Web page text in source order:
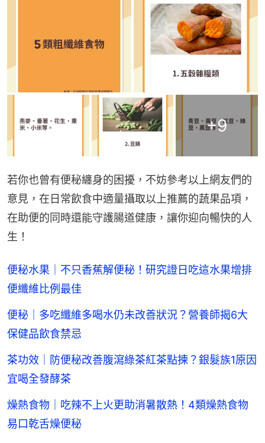
+9
若你也曾有便秘纏身的困擾，不妨參考以上網友們的
意見，在日常飲食中適量攝取以上推薦的蔬果品項，
在助便的同時還能守護腸道健康，讓你迎向暢快的人
生！
便秘水果｜不只香蕉解便秘！研究證日吃這水果增排
便纖維比例最佳
便秘｜多吃纖維多喝水仍未改善狀況？營養師揭6大
保健品飲食禁忌
茶功效｜防便秘改善腹瀉綠茶紅茶點揀？銀髮族1原因
宜喝全發酵茶
燥熱食物｜吃辣不上火更助消暑散熱！4類燥熱食物
易口乾舌燥便秘